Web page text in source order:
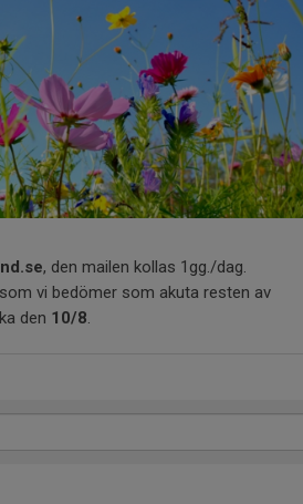
, den mailen kollas 1gg./dag.
vi bedömer som akuta resten av
den 10/8.